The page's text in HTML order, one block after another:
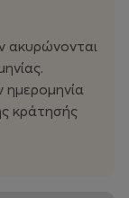
ακυρώνονται
ημερομηνία
κράτησής